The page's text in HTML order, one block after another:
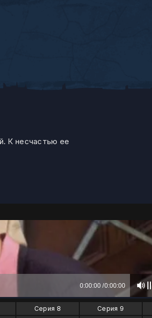
К несчастью ее
Серия 8 Серия 9